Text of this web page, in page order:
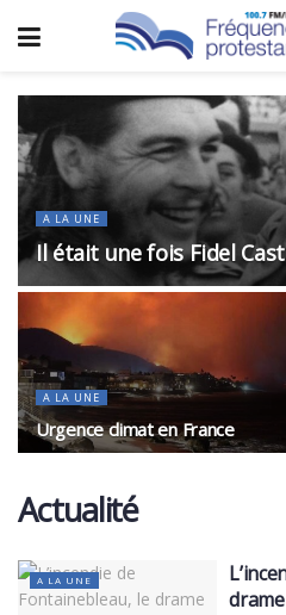
A LA UNE
Il était une fois Fidel
A LA UNE
Urgence climat en France
Actualité
A LA UNE